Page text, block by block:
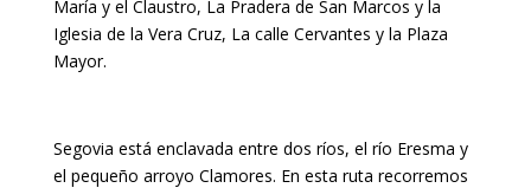
María y el Claustro, La Pradera de San Marcos y la
Iglesia de la Vera Cruz, La calle Cervantes y la Plaza
Mayor.
Segovia está enclavada entre dos ríos, el río Eresma y
el pequeño arroyo Clamores. En esta ruta recorremos